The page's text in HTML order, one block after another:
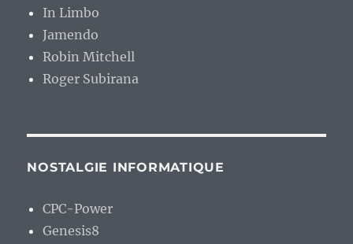
In Limbo
Jamendo
Robin Mitchell
Roger Subirana
NOSTALGIE INFORMATIQUE
CPC-Power
Genesis8